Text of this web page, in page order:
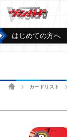
はじめての方へ
ホームカードリスト